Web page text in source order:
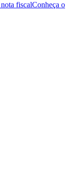
fiscalConheça o